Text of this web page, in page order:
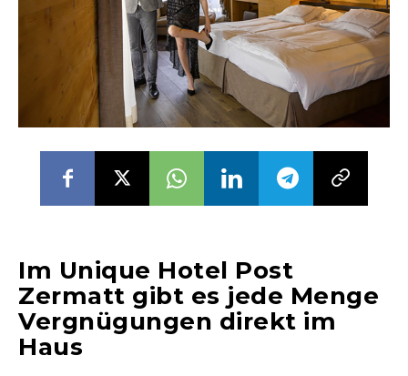
Im Unique Hotel Post
Zermatt gibt es jede Menge
Vergnügungen direkt im
Haus